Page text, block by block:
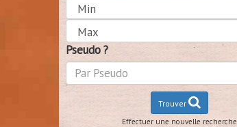
Pseudo ?
Trouver
Effectuer une nouvelle recherche